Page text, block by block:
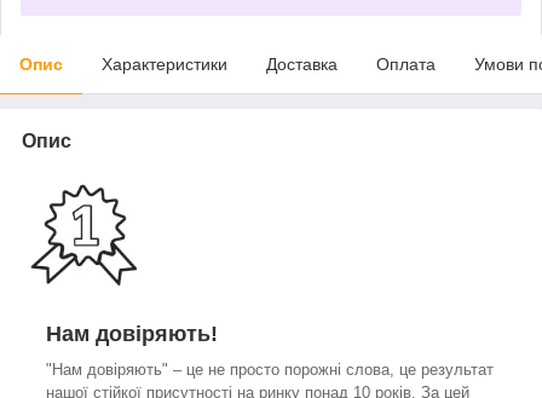
Опис Характеристики Доставка Оплата Умови
Опис
Нам довіряють!
"Нам довіряють" – це не просто порожні слова, це результат
нашої стійкої присутності на ринку понад 10 років. За цей